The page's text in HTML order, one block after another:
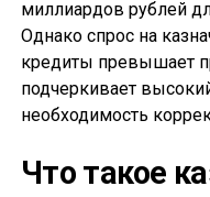
миллиардов рублей
Однако спрос на
кредиты превышает
подчеркивает
необходимость
Что такое